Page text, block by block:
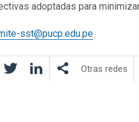
adoptadas para
sst@pucp.edu.pe
Twitter LinkedIn Otras redes